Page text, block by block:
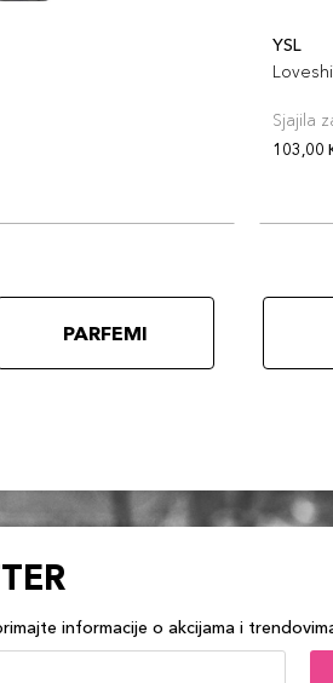
YSL
Sjajila
103,00
PARFEMI
informacije o akcijama i